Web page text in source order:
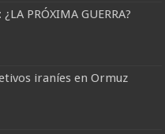
PRÓXIMA GUERRA?
iraníes en Ormuz